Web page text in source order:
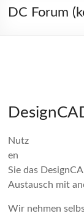
DC Forum
Nutz
en
Sie das
Austausch mit
Wir nehmen